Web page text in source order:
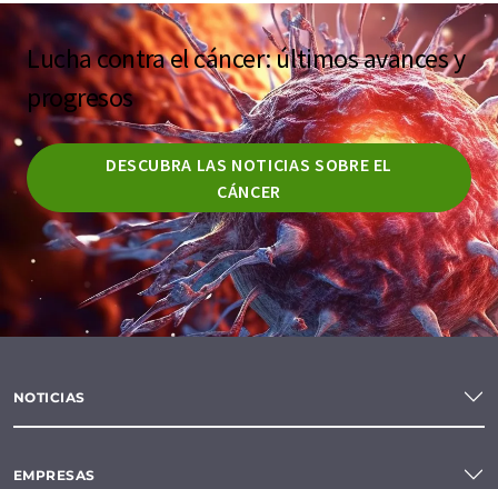
Lucha contra el cáncer: últimos avances y
progresos
DESCUBRA LAS NOTICIAS SOBRE EL
CÁNCER
NOTICIAS
EMPRESAS